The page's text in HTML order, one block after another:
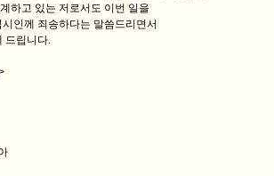
하고 있는 저로서도 이번 일을
인께 죄송하다는 말씀드리면서
드립니다.